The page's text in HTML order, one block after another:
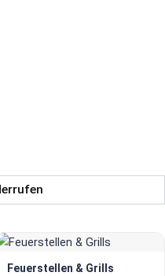
Feuerstellen & Grills